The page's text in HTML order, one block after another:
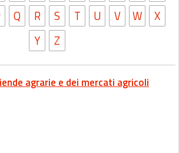
Q R S T U V W
X
Y
Z
agrarie e dei mercati agricoli